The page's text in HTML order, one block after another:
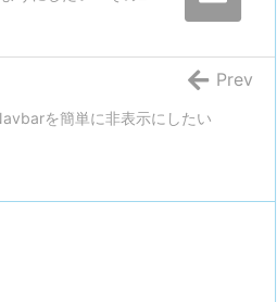
を簡単に非表示にしたい
Prev